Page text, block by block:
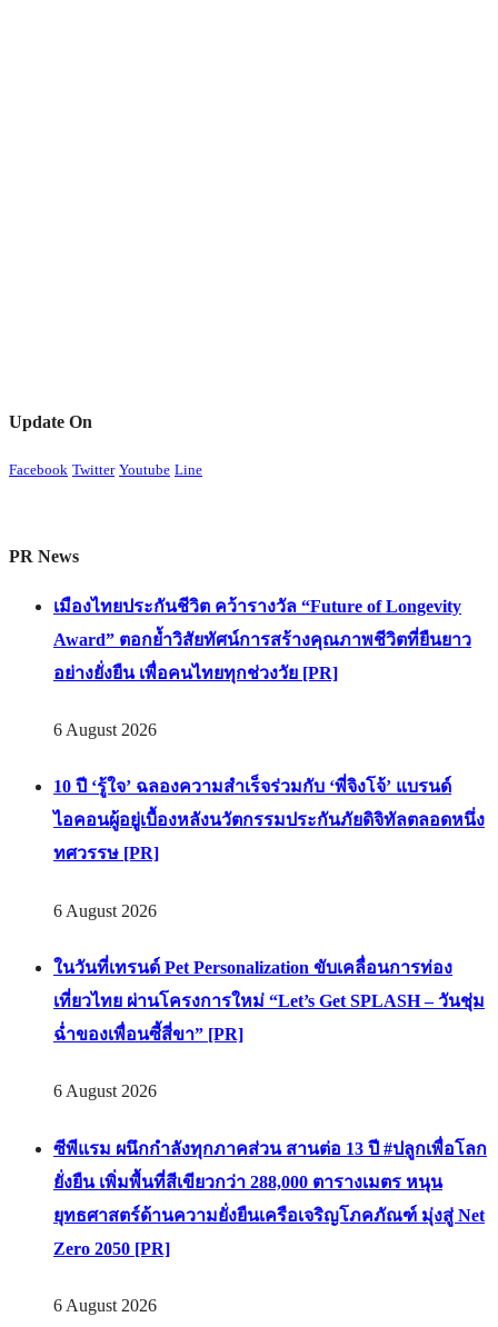
Update On
Facebook Twitter Youtube Line
PR News
เมืองไทยประกันชีวิต คว้ารางวัล “Future of Longevity
Award” ตอกย้ำวิสัยทัศน์การสร้างคุณภาพชีวิตที่ยืนยาว
อย่างยั่งยืน เพื่อคนไทยทุกช่วงวัย [PR]
6 August 2026
10 ปี ‘รู้ใจ’ ฉลองความสำเร็จร่วมกับ ‘พี่จิงโจ้’ แบรนด์
ไอคอนผู้อยู่เบื้องหลังนวัตกรรมประกันภัยดิจิทัลตลอดหนึ่ง
ทศวรรษ [PR]
6 August 2026
ในวันที่เทรนด์ Pet Personalization ขับเคลื่อนการท่อง
เที่ยวไทย ผ่านโครงการใหม่ “Let’s Get SPLASH – วันชุ่ม
ฉ่ำของเพื่อนซี้สี่ขา” [PR]
6 August 2026
ซีพีแรม ผนึกกำลังทุกภาคส่วน สานต่อ 13 ปี #ปลูกเพื่อโลก
ยั่งยืน เพิ่มพื้นที่สีเขียวกว่า 288,000 ตารางเมตร หนุน
ยุทธศาสตร์ด้านความยั่งยืนเครือเจริญโภคภัณฑ์ มุ่งสู่ Net
Zero 2050 [PR]
6 August 2026